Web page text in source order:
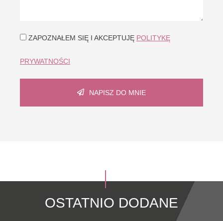
ZAPOZNAŁEM SIĘ I AKCEPTUJĘ POLITYKĘ
PRYWATNOŚCI
NAPISZ DO MNIE
OSTATNIO DODANE